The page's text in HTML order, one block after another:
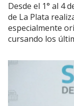
Desde el 1° al 4
de La Plata
especialmente
cursando los